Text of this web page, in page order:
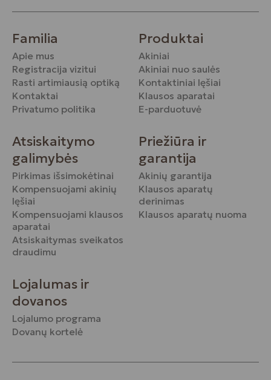
Familia
Apie mus
Registracija vizitui
Rasti artimiausią optiką
Kontaktai
Privatumo politika
Produktai
Akiniai
Akiniai nuo saulės
Kontaktiniai lęšiai
Klausos aparatai
E-parduotuvė
Atsiskaitymo
galimybės
Pirkimas išsimokėtinai
Kompensuojami akinių
lęšiai
Kompensuojami klausos
aparatai
Atsiskaitymas sveikatos
draudimu
Priežiūra ir
garantija
Akinių garantija
Klausos aparatų
derinimas
Klausos aparatų nuoma
Lojalumas ir
dovanos
Lojalumo programa
Dovanų kortelė